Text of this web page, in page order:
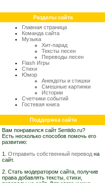
Разделы сайта
Главная страница
Команда сайта
Музыка
Хит-парад
Тексты песен
Переводы песен
Flash Игры
Стихи
Юмор
Анекдоты и стишки
Смешные картинки
Истории
Счетчики событий
Гостевая книга
Поддержка сайта
Вам понравился сайт Sentido.ru?
Есть несколько способов помочь его
развитию:
1. Отправить собственный перевод на
сайт.
2. Стать модератором сайта, получив
права добавлять тексты, стихи,